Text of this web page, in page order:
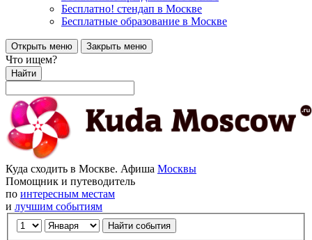
Бесплатно! стендап в Москве
Бесплатные образование в Москве
Открыть меню Закрыть меню
Что ищем?
Найти
Куда сходить в Москве. Афиша Москвы
Помощник и путеводитель
по интересным местам
и лучшим событиям